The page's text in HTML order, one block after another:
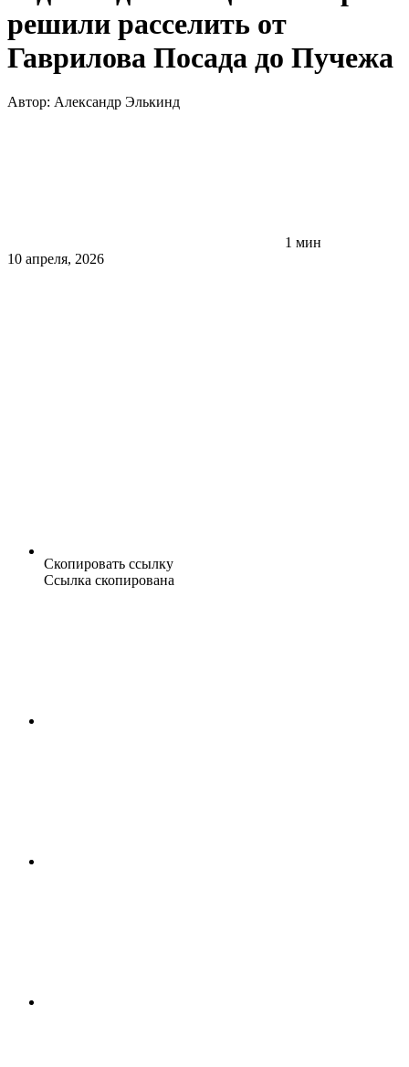
решили расселить от
Гаврилова Посада до Пучежа
Автор: Александр Элькинд
1 мин
10 апреля, 2026
Скопировать ссылку
Ссылка скопирована